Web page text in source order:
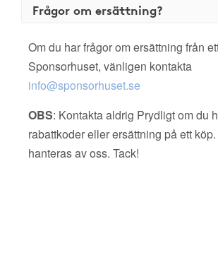
Frågor om ersättning?
Om du har frågor om ersättning från
Sponsorhuset, vänligen kontakta
info@sponsorhuset.se
OBS: Kontakta aldrig Prydligt om du
rabattkoder eller ersättning på ett
hanteras av oss. Tack!